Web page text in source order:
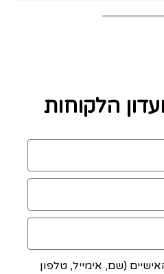
הלקוחות
(שם, אימייל, טלפון